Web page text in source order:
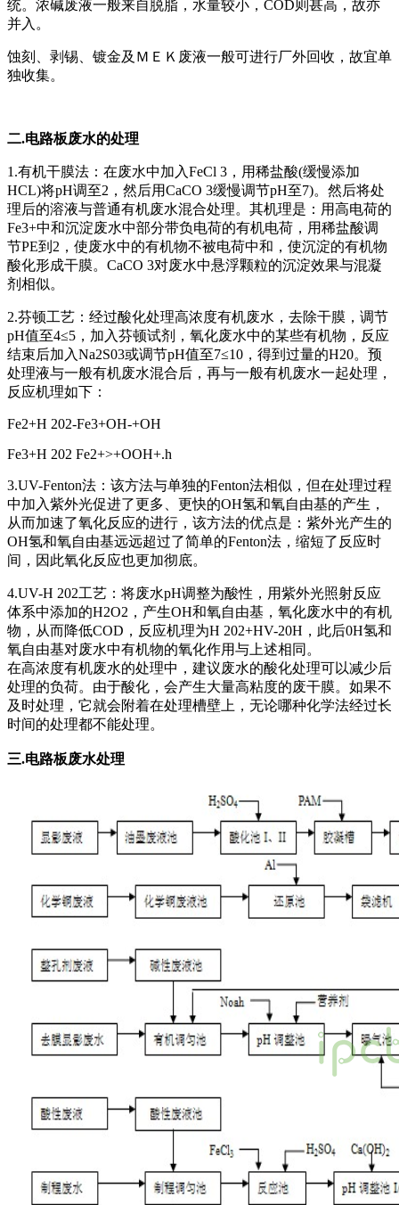
统。浓碱废液一般来自脱脂，水量较小，COD则甚高，故亦
并入。
蚀刻、剥锡、镀金及ＭＥＫ废液一般可进行厂外回收，故宜单
独收集。
二.电路板废水的处理
1.有机干膜法：在废水中加入FeCl 3，用稀盐酸(缓慢添加
HCL)将pH调至2，然后用CaCO 3缓慢调节pH至7)。然后将处
理后的溶液与普通有机废水混合处理。其机理是：用高电荷的
Fe3+中和沉淀废水中部分带负电荷的有机电荷，用稀盐酸调
节PE到2，使废水中的有机物不被电荷中和，使沉淀的有机物
酸化形成干膜。CaCO 3对废水中悬浮颗粒的沉淀效果与混凝
剂相似。
2.芬顿工艺：经过酸化处理高浓度有机废水，去除干膜，调节
pH值至4≤5，加入芬顿试剂，氧化废水中的某些有机物，反应
结束后加入Na2S03或调节pH值至7≤10，得到过量的H20。预
处理液与一般有机废水混合后，再与一般有机废水一起处理，
反应机理如下：
Fe2+H 202-Fe3+OH-+OH
Fe3+H 202 Fe2+>+OOH+.h
3.UV-Fenton法：该方法与单独的Fenton法相似，但在处理过程
中加入紫外光促进了更多、更快的OH氢和氧自由基的产生，
从而加速了氧化反应的进行，该方法的优点是：紫外光产生的
OH氢和氧自由基远远超过了简单的Fenton法，缩短了反应时
间，因此氧化反应也更加彻底。
4.UV-H 202工艺：将废水pH调整为酸性，用紫外光照射反应
体系中添加的H2O2，产生OH和氧自由基，氧化废水中的有机
物，从而降低COD，反应机理为H 202+HV-20H，此后0H氢和
氧自由基对废水中有机物的氧化作用与上述相同。
在高浓度有机废水的处理中，建议废水的酸化处理可以减少后
处理的负荷。由于酸化，会产生大量高粘度的废干膜。如果不
及时处理，它就会附着在处理槽壁上，无论哪种化学法经过长
时间的处理都不能处理。
三.电路板废水处理